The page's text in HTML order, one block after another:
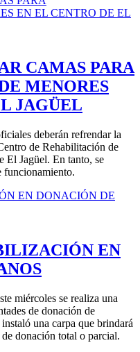
CAMAS PARA
MENORES
JAGÜEL
deberán refrendar la
de Rehabilitación de
El Jagüel. En tanto, se
funcionamiento.
EN
miércoles se realiza una
de donación de
una carpa que brindará
donación total o parcial.